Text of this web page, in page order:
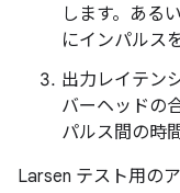
します。ある
にインパルス
出力レイテン
バーヘッドの
パルス間の時
Larsen テスト用の